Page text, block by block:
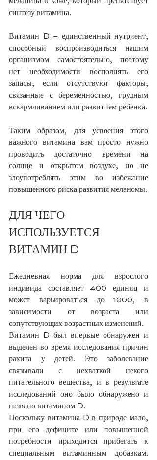
меланина в коже, который препятствует
синтезу витамина.
Витамин D – единственный нутриент,
способный воспроизводиться нашим
организмом самостоятельно, поэтому
нет необходимости восполнять его
запасы, если отсутствуют факторы,
связанные с беременностью, грудным
вскармливанием или развитием ребенка.
Таким образом, для усвоения этого
важного витамина вам просто нужно
проводить достаточно времени на
солнце и открытом воздухе, но не
злоупотреблять этим во избежание
повышенного риска развития меланомы.
ДЛЯ ЧЕГО
ИСПОЛЬЗУЕТСЯ
ВИТАМИН D
Ежедневная норма для взрослого
индивида составляет 400 единиц и
может варьироваться до 1000, в
зависимости от возраста или
сопутствующих возрастных изменений.
Витамин D был впервые обнаружен и
выделен во время исследования причин
рахита у детей. Это заболевание
связывали с нехваткой некого
питательного вещества, и в результате
исследований оно было обнаружено и
названо витамином D.
Поскольку витамина D в природе мало,
при его дефиците или повышенной
потребности приходится прибегать к
специальным витаминным добавкам.